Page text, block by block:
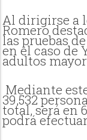
Al dirigirse a
Romero
las pruebas
en el caso de
adultos
Mediante
39,532
total, será en
podrá